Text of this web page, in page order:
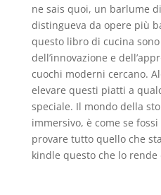
ne sais quoi, un barlume
distingueva da opere più
questo libro di cucina
dell’innovazione e
cuochi moderni cercano.
elevare questi piatti a
speciale. Il mondo della
immersivo, è come se
provare tutto quello che
kindle questo che lo rende